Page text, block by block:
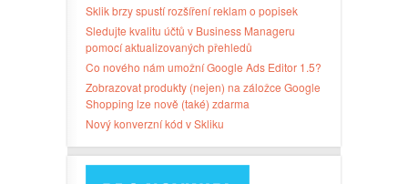
Sklik brzy spustí rozšíření reklam o popisek
Sledujte kvalitu účtů v Business Manageru
pomocí aktualizovaných přehledů
Co nového nám umožní Google Ads Editor 1.5?
Zobrazovat produkty (nejen) na záložce Google
Shopping lze nově (také) zdarma
Nový konverzní kód v Skliku